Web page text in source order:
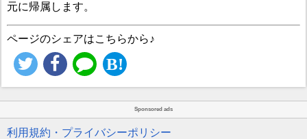
元に帰属します。
ページのシェアはこちらから♪
Sponsored ads
利用規約・プライバシーポリシー